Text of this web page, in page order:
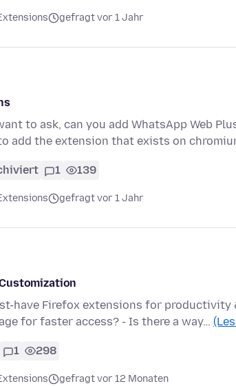
gefragt vor 1 Jahr
to ask, can you add WhatsApp Web
add the extension that exists on
1 139
gefragt vor 1 Jahr
have Firefox extensions for
for faster access? - Is there a way…
1 298
gefragt vor 12 Monaten